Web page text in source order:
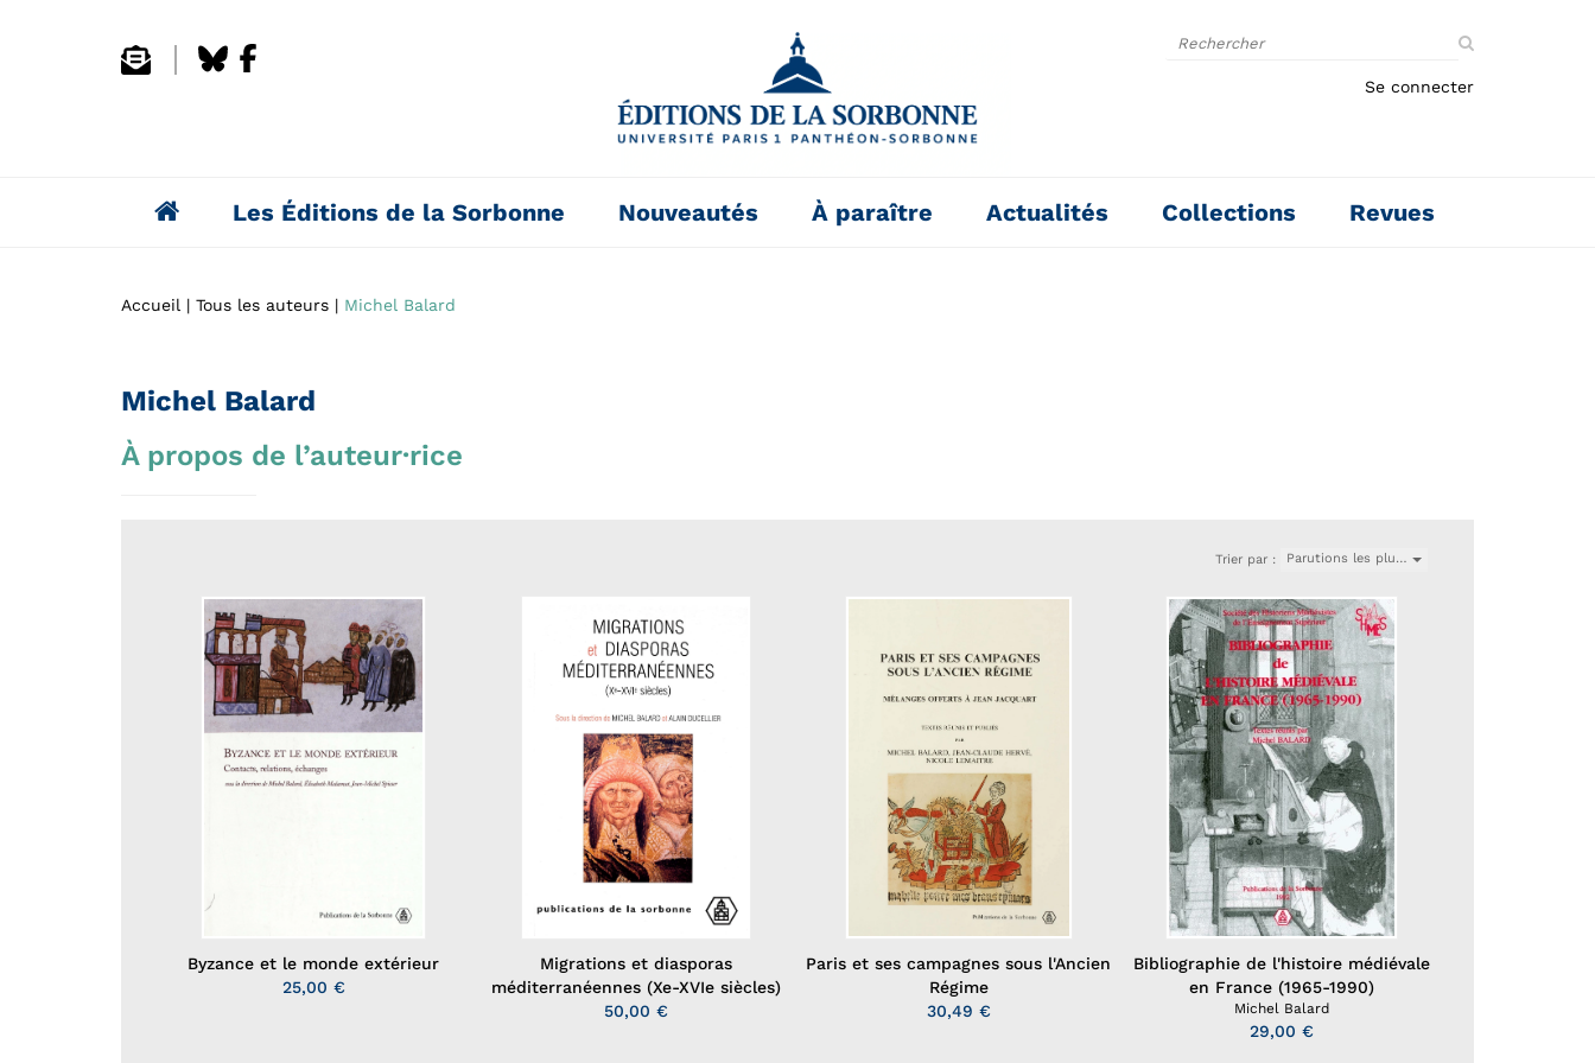
le
Se connecter
Les Éditions de la Sorbonne Nouveautés À paraître Actualités Collections Revues
Accueil Tous les auteurs Michel Balard
Michel Balard
À propos de l’auteur·rice
Trier par : Parutions les plu…
Byzance et le monde extérieur
25,00 €
Migrations et diasporas
méditerranéennes (Xe-XVIe siècles)
50,00 €
Paris et ses campagnes sous l'Ancien
Régime
30,49 €
Bibliographie de l'histoire médiévale
en France (1965-1990)
Michel Balard
29,00 €